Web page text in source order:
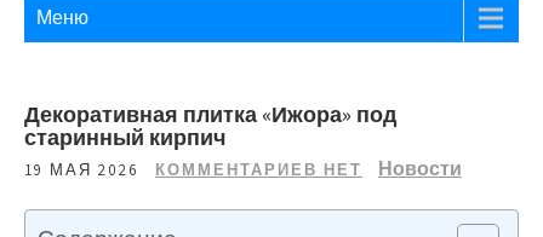
Меню
Декоративная плитка «Ижора» под
старинный кирпич
19 МАЯ 2026 КОММЕНТАРИЕВ НЕТ Новости